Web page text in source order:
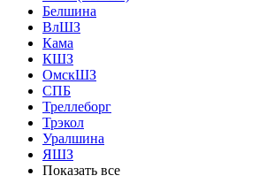
Белшина
ВлШЗ
Кама
КШЗ
ОмскШЗ
СПБ
Треллеборг
Трэкол
Уралшина
ЯШЗ
Показать все